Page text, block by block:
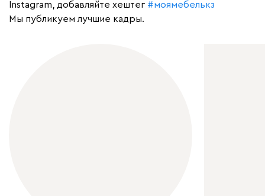
Instagram, добавляйте хештег #моямебелькз
Мы публикуем лучшие кадры.